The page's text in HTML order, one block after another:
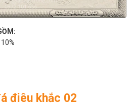
điêu khắc 02